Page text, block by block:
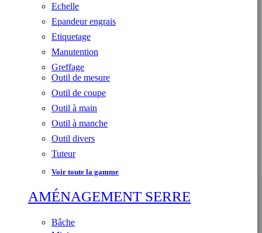
Echelle
Epandeur engrais
Etiquetage
Manutention
Greffage
Outil de mesure
Outil de coupe
Outil à main
Outil à manche
Outil divers
Tuteur
Voir toute la gamme
AMÉNAGEMENT SERRE
Bâche